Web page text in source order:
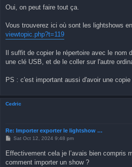
t
Oui, on peut faire tout ça.
Vous trouverez ici où sont les lightshows
viewtopic.php?t=119
Il suffit de copier le répertoire avec le nom
une clé USB, et de le coller sur l'autre
PS : c'est important aussi d'avoir une
Cedric
Re: Importer exporter le lightshow …
P
s
t
Sat Oct 12, 2024 9:48 pm
Effectivement cela je l’avais bien compris
comment importer un show ?